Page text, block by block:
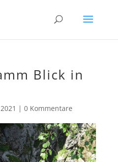
Blick in
| 0 Kommentare